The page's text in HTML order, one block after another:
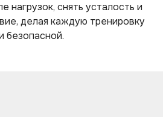
нагрузок, снять усталость и
делая каждую тренировку
безопасной.